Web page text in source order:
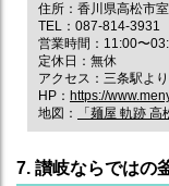
住所：香川県高松市
TEL：087-814-3931
営業時間：11:00〜
定休日：無休
アクセス：三条駅よ
HP： https://
地図：
「麺屋 軌跡
7. 讃岐ならではの